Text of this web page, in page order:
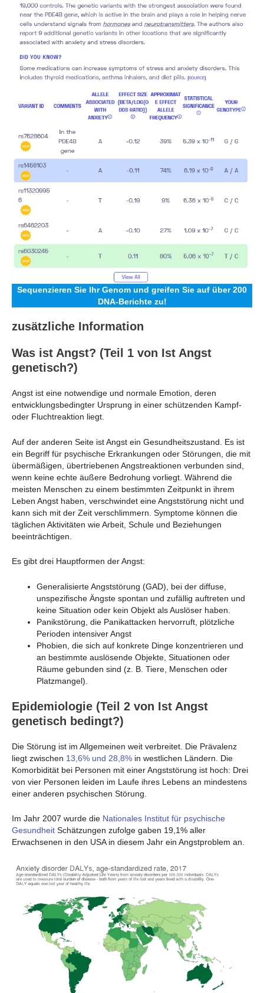
Sequenzieren Sie Ihr Genom und greifen Sie auf über 200
DNA-Berichte zu!
zusätzliche Information
Was ist Angst? (Teil 1 von Ist Angst
genetisch?)
Angst ist eine notwendige und normale Emotion, deren
entwicklungsbedingter Ursprung in einer schützenden Kampf-
oder Fluchtreaktion liegt.
Auf der anderen Seite ist Angst ein Gesundheitszustand. Es ist
ein Begriff für psychische Erkrankungen oder Störungen, die mit
übermäßigen, übertriebenen Angstreaktionen verbunden sind,
wenn keine echte äußere Bedrohung vorliegt. Während die
meisten Menschen zu einem bestimmten Zeitpunkt in ihrem
Leben Angst haben, verschwindet eine Angststörung nicht und
kann sich mit der Zeit verschlimmern. Symptome können die
täglichen Aktivitäten wie Arbeit, Schule und Beziehungen
beeinträchtigen.
Es gibt drei Hauptformen der Angst:
Generalisierte Angststörung (GAD), bei der diffuse,
unspezifische Ängste spontan und zufällig auftreten und
keine Situation oder kein Objekt als Auslöser haben.
Panikstörung, die Panikattacken hervorruft, plötzliche
Perioden intensiver Angst
Phobien, die sich auf konkrete Dinge konzentrieren und
an bestimmte auslösende Objekte, Situationen oder
Räume gebunden sind (z. B. Tiere, Menschen oder
Platzmangel).
Epidemiologie (Teil 2 von Ist Angst
genetisch bedingt?)
Die Störung ist im Allgemeinen weit verbreitet. Die Prävalenz
liegt zwischen 13,6% und 28,8% in westlichen Ländern. Die
Komorbidität bei Personen mit einer Angststörung ist hoch: Drei
von vier Personen leiden im Laufe ihres Lebens an mindestens
einer anderen psychischen Störung.
Im Jahr 2007 wurde die Nationales Institut für psychische
Gesundheit Schätzungen zufolge gaben 19,1% aller
Erwachsenen in den USA in diesem Jahr ein Angstproblem an.